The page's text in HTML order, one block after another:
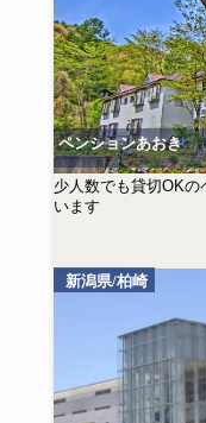
ペンションあおき
少人数でも貸切OK
います
新潟県/柏崎